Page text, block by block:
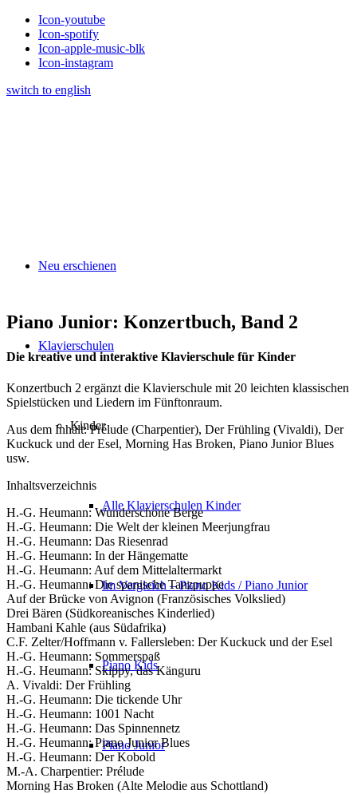
Icon-youtube
Icon-spotify
Icon-apple-music-blk
Icon-instagram
switch to english
Neu erschienen
Klavierschulen
Kinder
Alle Klavierschulen Kinder
Im Vergleich – Piano Kids / Piano Junior
Piano Kids
Piano Junior
Piano Junior: Konzertbuch, Band 2
Die kreative und interaktive Klavierschule für Kinder
Konzertbuch 2 ergänzt die Klavierschule mit 20 leichten klassischen
Spielstücken und Liedern im Fünftonraum.
Aus dem Inhalt: Prélude (Charpentier), Der Frühling (Vivaldi), Der
Kuckuck und der Esel, Morning Has Broken, Piano Junior Blues
usw.
Inhaltsverzeichnis
H.-G. Heumann: Wunderschöne Berge
H.-G. Heumann: Die Welt der kleinen Meerjungfrau
H.-G. Heumann: Das Riesenrad
H.-G. Heumann: In der Hängematte
H.-G. Heumann: Auf dem Mittelaltermarkt
H.-G. Heumann: Die spanische Tanzpuppe
Auf der Brücke von Avignon (Französisches Volkslied)
Drei Bären (Südkoreanisches Kinderlied)
Hambani Kahle (aus Südafrika)
C.F. Zelter/Hoffmann v. Fallersleben: Der Kuckuck und der Esel
H.-G. Heumann: Sommerspaß
H.-G. Heumann: Skippy, das Känguru
A. Vivaldi: Der Frühling
H.-G. Heumann: Die tickende Uhr
H.-G. Heumann: 1001 Nacht
H.-G. Heumann: Das Spinnennetz
H.-G. Heumann: Piano Junior Blues
H.-G. Heumann: Der Kobold
M.-A. Charpentier: Prélude
Morning Has Broken (Alte Melodie aus Schottland)